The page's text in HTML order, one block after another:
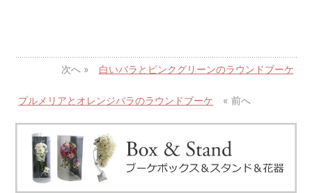
次へ » 白いバラとピンクグリーンのラウンドブーケ
プルメリアとオレンジバラのラウンドブーケ « 前へ